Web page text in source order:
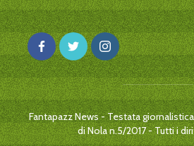
Fantapazz News - Testata
di Nola n.5/2017 - Tutti i